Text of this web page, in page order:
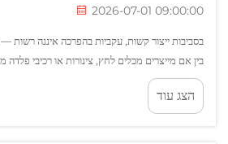
2026-07-01 09:00:00
בסביבות ייצור קשות, עקביות בהפרכה איננה רשות
בין אם מייצרים מכלים לחץ, צינורות או רכיבי פלדה
במדרגת המהירות, באורך הקשת או בטור...
הצג עוד